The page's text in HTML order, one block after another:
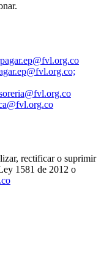
rectificar o suprimir
1581 de 2012 o